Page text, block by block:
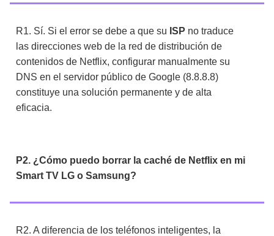
R1. Sí. Si el error se debe a que su ISP no traduce
las direcciones web de la red de distribución de
contenidos de Netflix, configurar manualmente su
DNS en el servidor público de Google (8.8.8.8)
constituye una solución permanente y de alta
eficacia.
P2. ¿Cómo puedo borrar la caché de Netflix en mi
Smart TV LG o Samsung?
R2. A diferencia de los teléfonos inteligentes, la